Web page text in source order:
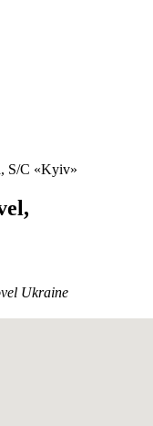
S/C «Kyiv»
Ukraine